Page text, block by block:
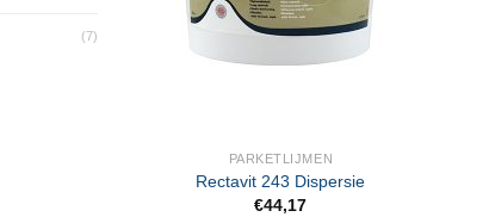
(7)
PARKETLIJMEN
Rectavit 243 Dispersie
€44,17